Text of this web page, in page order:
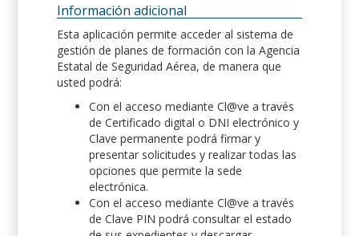
Información adicional
Esta aplicación permite acceder al sistema de
gestión de planes de formación con la Agencia
Estatal de Seguridad Aérea, de manera que
usted podrá:
Con el acceso mediante Cl@ve a través
de Certificado digital o DNI electrónico y
Clave permanente podrá firmar y
presentar solicitudes y realizar todas las
opciones que permite la sede
electrónica.
Con el acceso mediante Cl@ve a través
de Clave PIN podrá consultar el estado